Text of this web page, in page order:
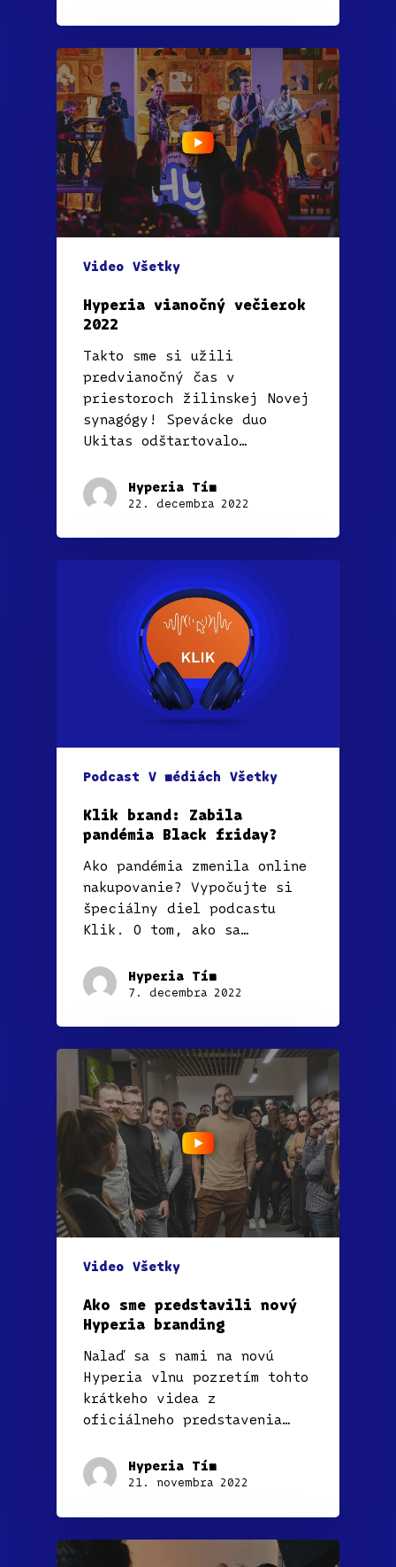
Video Všetky
Hyperia vianočný večierok
2022
Takto sme si užili
predvianočný čas v
priestoroch žilinskej Novej
synagógy! Spevácke duo
Ukitas odštartovalo…
Hyperia Tím
22. decembra 2022
Podcast V médiách Všetky
Klik brand: Zabila
pandémia Black friday?
Ako pandémia zmenila online
nakupovanie? Vypočujte si
špeciálny diel podcastu
Klik. O tom, ako sa…
Hyperia Tím
7. decembra 2022
Video Všetky
Ako sme predstavili nový
Hyperia branding
Nalaď sa s nami na novú
Hyperia vlnu pozretím tohto
krátkeho videa z
oficiálneho predstavenia…
Hyperia Tím
21. novembra 2022